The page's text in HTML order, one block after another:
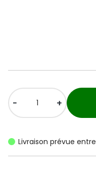
- +
Livraison prévue entre